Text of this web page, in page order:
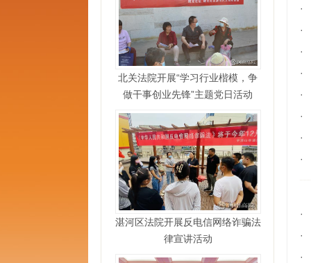
北关法院开展“学习行业楷模，争
做干事创业先锋”主题党日活动
湛河区法院开展反电信网络诈骗法
律宣讲活动
·
·
·
·
·
·
·
·
·
·
·